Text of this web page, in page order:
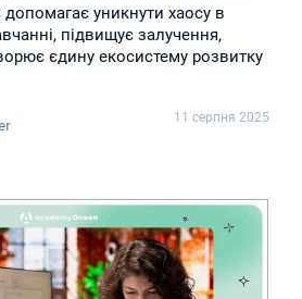
допомагає уникнути хаосу в
підвищує залучення,
єдину екосистему розвитку
11 серпня 2025